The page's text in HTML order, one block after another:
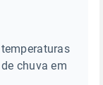
chuva em